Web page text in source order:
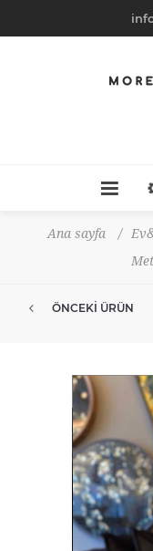
Ana sayfa /
ÖNCEKI ÜRÜN